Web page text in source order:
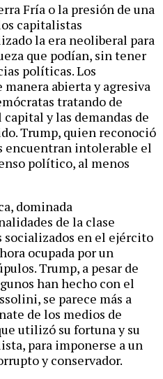
Fría o la presión de una
capitalistas
la era neoliberal para
que podían, sin tener
políticas. Los
abierta y agresiva
tratando de
y las demandas de
Trump, quien reconoció
encuentran intolerable el
político, al menos
dominada
de la clase
en el ejército
ocupada por un
Trump, a pesar de
han hecho con el
se parece más a
de los medios de
utilizó su fortuna y su
para imponerse a un
y conservador.